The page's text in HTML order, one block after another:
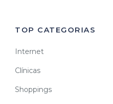
TOP CATEGORIAS
Internet
Clínicas
Shoppings